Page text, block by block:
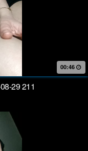
00:46
29 211